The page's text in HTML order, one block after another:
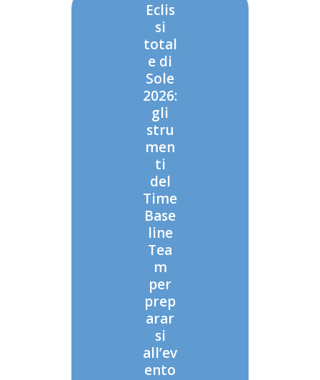
Eclis
si
total
e di
Sole
2026:
gli
stru
men
ti
del
Time
Base
line
Tea
m
per
prep
arar
si
all’ev
ento